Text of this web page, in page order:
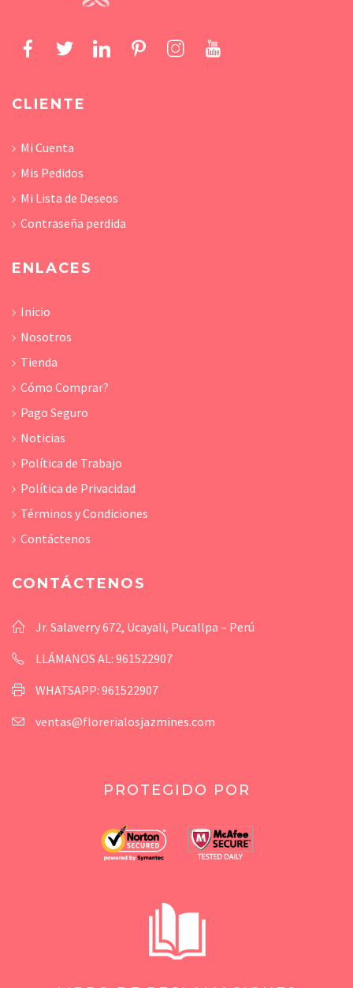
CLIENTE
Mi Cuenta
Mis Pedidos
Mi Lista de Deseos
Contraseña perdida
ENLACES
Inicio
Nosotros
Tienda
Cómo Comprar?
Pago Seguro
Noticias
Política de Trabajo
Política de Privacidad
Términos y Condiciones
Contáctenos
CONTÁCTENOS
Jr. Salaverry 672, Ucayali, Pucallpa – Perú
LLÁMANOS AL: 961522907
WHATSAPP: 961522907
ventas@florerialosjazmines.com
PROTEGIDO POR